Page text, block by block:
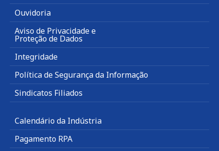
Ouvidoria
Aviso de Privacidade e
Proteção de Dados
Integridade
Política de Segurança da Informação
Sindicatos Filiados
Calendário da Indústria
Pagamento RPA